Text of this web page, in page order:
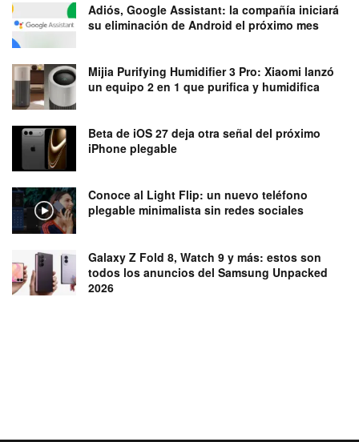
Adiós, Google Assistant: la compañía iniciará
su eliminación de Android el próximo mes
Mijia Purifying Humidifier 3 Pro: Xiaomi lanzó
un equipo 2 en 1 que purifica y humidifica
Beta de iOS 27 deja otra señal del próximo
iPhone plegable
Conoce al Light Flip: un nuevo teléfono
plegable minimalista sin redes sociales
Galaxy Z Fold 8, Watch 9 y más: estos son
todos los anuncios del Samsung Unpacked
2026